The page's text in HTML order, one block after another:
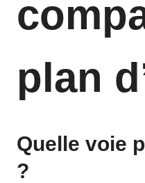
plan
Quelle voie
?